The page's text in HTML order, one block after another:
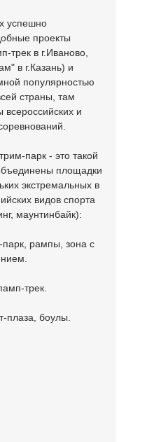
успешно
проекты
трек в г.Иваново,
в г.Казань) и
популярностью
страны, там
всероссийских и
парк - это такой
площадки
экстремальных в
видов спорта
маунтинбайк):
рампы, зона с
трек.
плаза, боулы.